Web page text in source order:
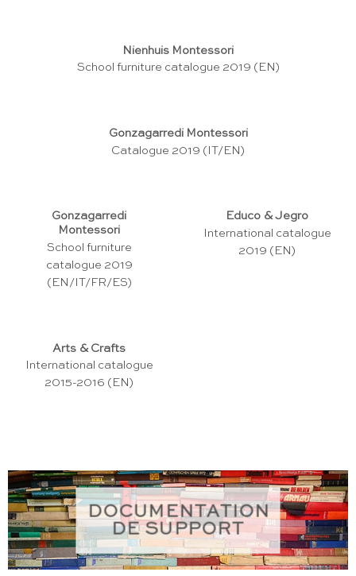
Nienhuis Montessori
School furniture catalogue 2019 (EN)
Gonzagarredi Montessori
Catalogue 2019 (IT/EN)
Gonzagarredi
Montessori
School furniture
catalogue 2019
(EN/IT/FR/ES)
Educo & Jegro
International catalogue
2019 (EN)
Arts & Crafts
International catalogue
2015-2016 (EN)
DOCUMENTATION
DE SUPPORT